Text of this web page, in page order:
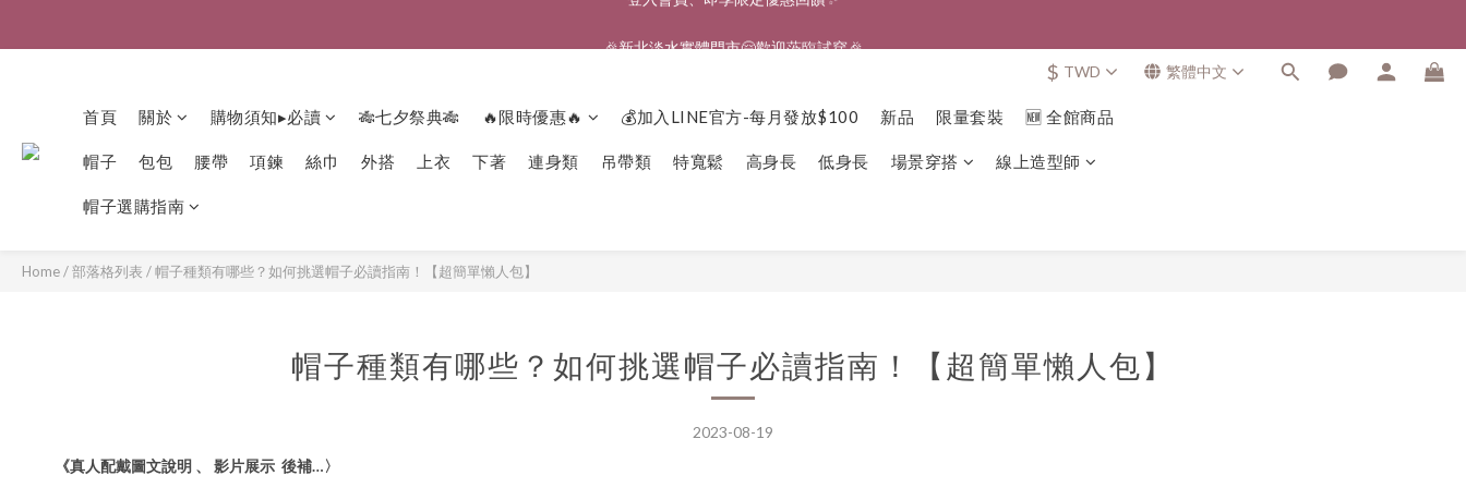
🎉新北淡水實體門市🤗歡迎蒞臨試穿🎉
$ TWD 繁體中文
首頁 關於 購物須知▸必讀 🎋七夕祭典🎋 🔥限時優惠🔥 💰加入LINE官方-每月發放$100 新品 限量套裝 🆕 全館商品
帽子 包包 腰帶 項鍊 絲巾 外搭 上衣 下著 連身類 吊帶類 特寬鬆 高身長 低身長 場景穿搭 線上造型師
帽子選購指南
Home/部落格列表 /帽子種類有哪些？如何挑選帽子必讀指南！【超簡單懶人包】
帽子種類有哪些？如何挑選帽子必讀指南！【超簡單懶人包】
2023-08-19
《真人配戴圖文說明 、 影片展示 後補…〉